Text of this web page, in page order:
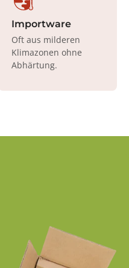
Importware
Oft aus milderen
Klimazonen ohne
Abhärtung.